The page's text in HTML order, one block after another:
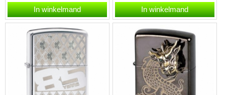
Commemorative
aansteker heeft een
hoogglans chrome
afwerking...
In winkelmand
aansteker.De Zippo
vintage Pinup Olivia
Limited Edition...
In winkelmand